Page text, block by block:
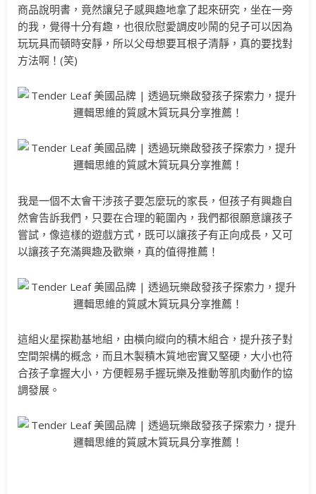
商品說明書，竟然讓兒子感興趣地拿了起來研究，坐在一旁
的我，覺得十分有趣，也很欣慰愛調皮吵鬧的兒子可以因為
玩玩具而頓時安靜，所以父母想要耳根子清靜，真的要找對
方法啊！(笑)
我是一個不太會干涉孩子要怎麼玩的家長，但孩子有興趣自
然會告訴我們，只要在合理的範圍內，我們都很願意讓孩子
嘗試，像這樣的遊戲方式，既可以讓孩子有正向成長，又可
以讓孩子充滿興趣及歡樂，真的值得推薦！
這組火星探勘基地組，由橫向縱向的積木組合，提升孩子對
空間架構的概念，而且木製積木質地密實又堅硬，大小也符
合孩子拿握大小，方便輕易手握玩樂及推動等肌肉動作的協
調發展。